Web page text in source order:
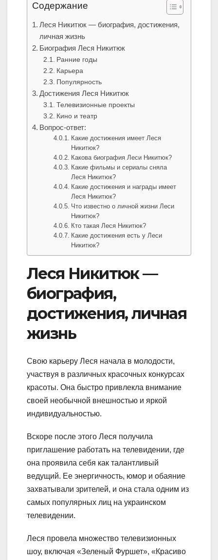
Содержание
Леся Никитюк — биография, достижения,
личная жизнь
Биография Леся Никитюк
Ранние годы
Карьера
Популярность
Достижения Леся Никитюк
Телевизионные проекты
Кино и театр
Вопрос-ответ:
Какие достижения имеет Леся
Никитюк?
Какова биография Леси Никитюк?
Какие фильмы и сериалы сняла
Леся Никитюк?
Какие достижения и награды имеет
Леся Никитюк?
Что известно о личной жизни Леси
Никитюк?
Кто такая Леся Никитюк?
Какие достижения есть у Леси
Никитюк?
Леся Никитюк —
биография,
достижения, личная
жизнь
Свою карьеру Леся начала в молодости,
участвуя в различных красочных конкурсах
красоты. Она быстро привлекла внимание
своей необычной внешностью и яркой
индивидуальностью.
Вскоре после этого Леся получила
приглашение работать на телевидении, где
она проявила себя как талантливый
ведущий. Ее энергичность, юмор и обаяние
захватывали зрителей, и она стала одним из
самых популярных лиц на украинском
телевидении.
Леся провела множество телевизионных
шоу, включая «Зеленый Фуршет», «Красиво